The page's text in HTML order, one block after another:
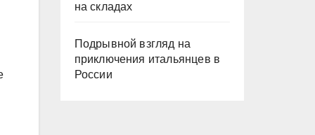
на складах
Подрывной взгляд на
приключения итальянцев в
России